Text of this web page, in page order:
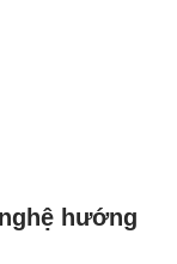
hướng